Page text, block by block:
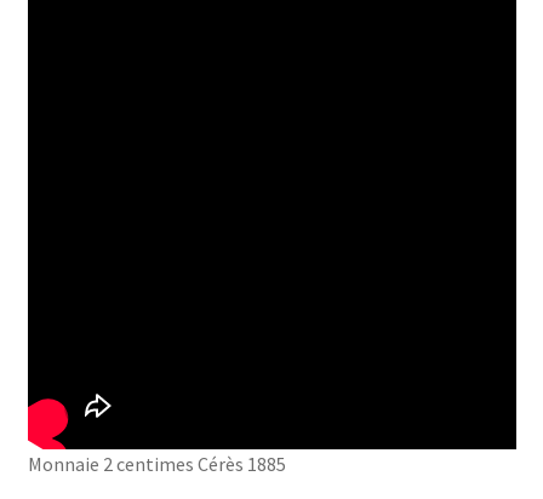
Monnaie 2 centimes Cérès 1885